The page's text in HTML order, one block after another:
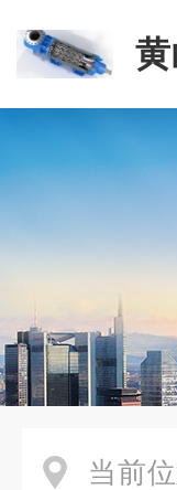
当前位